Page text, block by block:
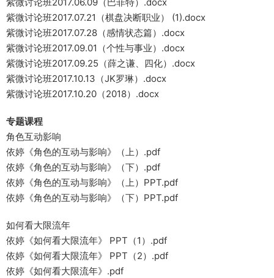
紫微讨论班2017.07.21（棋盘决断职业） (1).docx
紫微讨论班2017.07.28（感情状态篇）.docx
紫微讨论班2017.09.01（个性与事业）.docx
紫微讨论班2017.09.25（薛之谦、四化）.docx
紫微讨论班2017.10.13（JK罗琳）.docx
紫微讨论班2017.10.20（2018）.docx
专题课程
角色互动影响
依婷《角色的互动与影响》（上）.pdf
依婷《角色的互动与影响》（下）.pdf
依婷《角色的互动与影响》（上）PPT.pdf
依婷《角色的互动与影响》（下）PPT.pdf
如何看大限流年
依婷《如何看大限流年》 PPT（1）.pdf
依婷《如何看大限流年》 PPT（2）.pdf
依婷《如何看大限流年》.pdf